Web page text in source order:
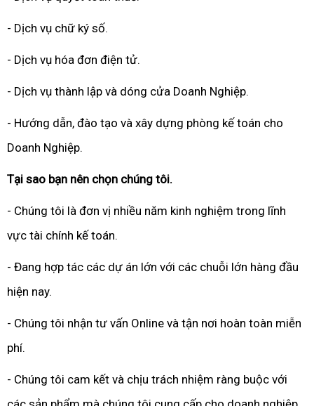
- Dịch vụ chữ ký số.
- Dịch vụ hóa đơn điện tử.
- Dịch vụ thành lập và dóng cửa Doanh Nghiệp.
- Hướng dẫn, đào tạo và xây dựng phòng kế toán cho
Doanh Nghiệp.
Tại sao bạn nên chọn chúng tôi.
- Chúng tôi là đơn vị nhiều năm kinh nghiệm trong lĩnh
vực tài chính kế toán.
- Đang hợp tác các dự án lớn với các chuỗi lớn hàng đầu
hiện nay.
- Chúng tôi nhận tư vấn Online và tận nơi hoàn toàn miễn
phí.
- Chúng tôi cam kết và chịu trách nhiệm ràng buộc với